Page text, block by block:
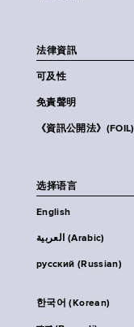
法律資訊
可及性
免責聲明
《資訊公開法》(FOIL)
选择语言
English
العربية (Arabic)
русский (Russian)
한국어 (Korean)